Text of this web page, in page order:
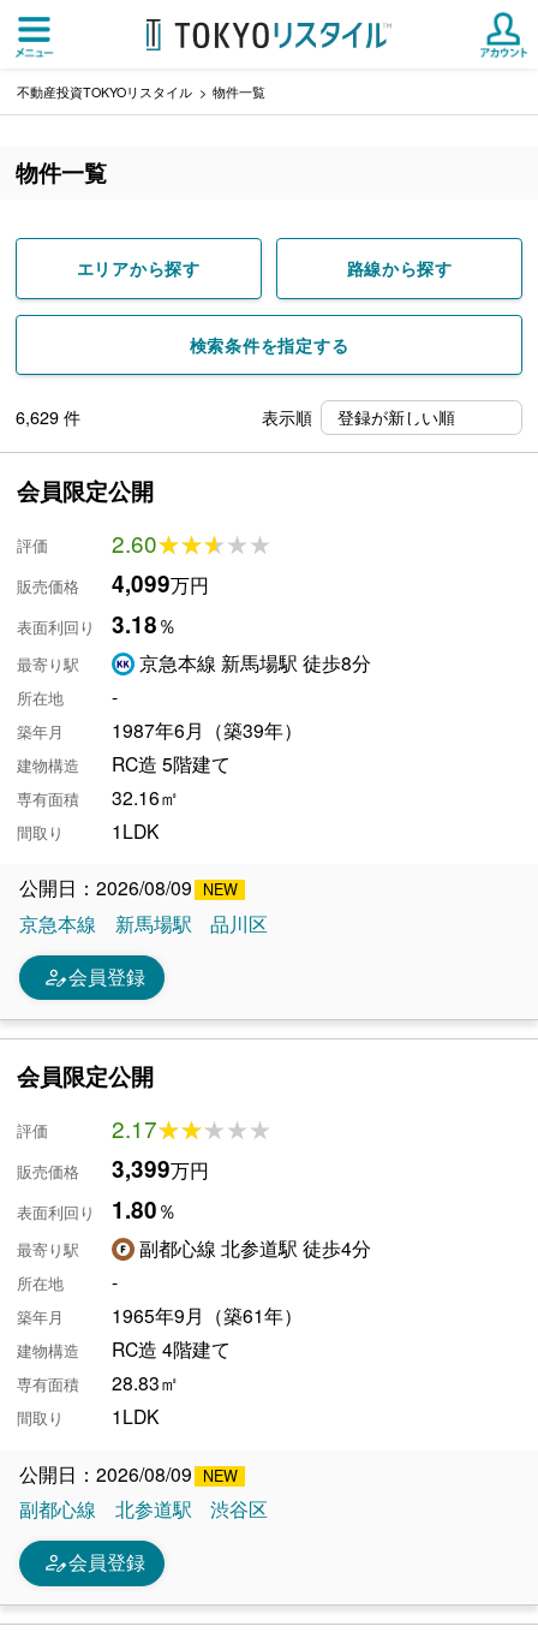
不動産投資TOKYOリスタイル 物件一覧
物件一覧
エリアから探す 路線から探す
検索条件を指定する
6,629件 表示順
会員限定公開
評価 2.60★★★★★
★★★★★
販売価格 4,099万円
表面利回り 3.18％
最寄り駅 京急本線 新馬場駅 徒歩8分
所在地 -
築年月 1987年6月（築39年）
建物構造 RC造 5階建て
専有面積 32.16㎡
間取り 1LDK
公開日：2026/08/09
京急本線
新馬場駅 品川区
person_edit会員登録
会員限定公開
評価 2.17★★★★★
★★★★★
販売価格 3,399万円
表面利回り 1.80％
最寄り駅 副都心線 北参道駅 徒歩4分
所在地 -
築年月 1965年9月（築61年）
建物構造 RC造 4階建て
専有面積 28.83㎡
間取り 1LDK
公開日：2026/08/09
副都心線
北参道駅 渋谷区
person_edit会員登録